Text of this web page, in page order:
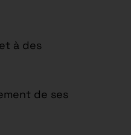
à des
de ses